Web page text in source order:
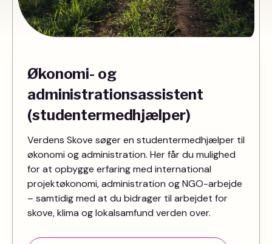
Økonomi- og
administrationsassistent
(studentermedhjælper)
Verdens Skove søger en studentermedhjælper til
økonomi og administration. Her får du mulighed
for at opbygge erfaring med international
projektøkonomi, administration og NGO-arbejde
– samtidig med at du bidrager til arbejdet for
skove, klima og lokalsamfund verden over.